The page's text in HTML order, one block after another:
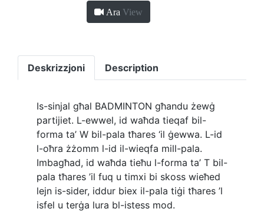
Ara View
Deskrizzjoni Description
Is-sinjal għal BADMINTON għandu żewġ
partijiet. L-ewwel, id waħda tieqaf bil-
forma ta’ W bil-pala tħares ‘il ġewwa. L-id
l-oħra żżomm l-id il-wieqfa mill-pala.
Imbagħad, id waħda tieħu l-forma ta’ T bil-
pala tħares ’il fuq u timxi bi skoss wieħed
lejn is-sider, iddur biex il-pala tiġi tħares ’l
isfel u terġa lura bl-istess mod.